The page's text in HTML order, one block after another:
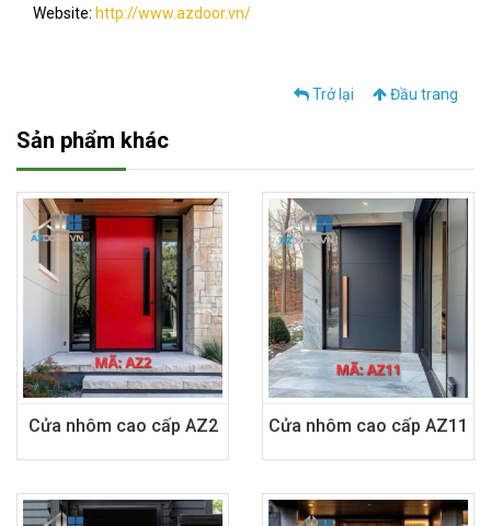
Website: http://www.azdoor.vn/
Trở lại Đầu trang
Sản phẩm khác
Cửa nhôm cao cấp AZ2 Cửa nhôm cao cấp AZ11